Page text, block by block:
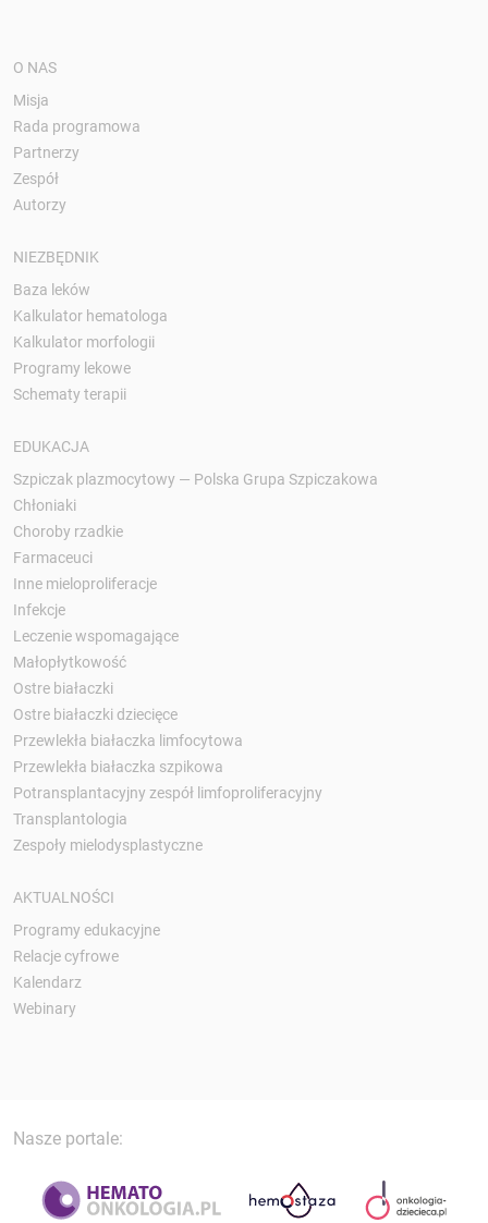
O NAS
Misja
Rada programowa
Partnerzy
Zespół
Autorzy
NIEZBĘDNIK
Baza leków
Kalkulator hematologa
Kalkulator morfologii
Programy lekowe
Schematy terapii
EDUKACJA
Szpiczak plazmocytowy — Polska Grupa Szpiczakowa
Chłoniaki
Choroby rzadkie
Farmaceuci
Inne mieloproliferacje
Infekcje
Leczenie wspomagające
Małopłytkowość
Ostre białaczki
Ostre białaczki dziecięce
Przewlekła białaczka limfocytowa
Przewlekła białaczka szpikowa
Potransplantacyjny zespół limfoproliferacyjny
Transplantologia
Zespoły mielodysplastyczne
AKTUALNOŚCI
Programy edukacyjne
Relacje cyfrowe
Kalendarz
Webinary
Nasze portale: